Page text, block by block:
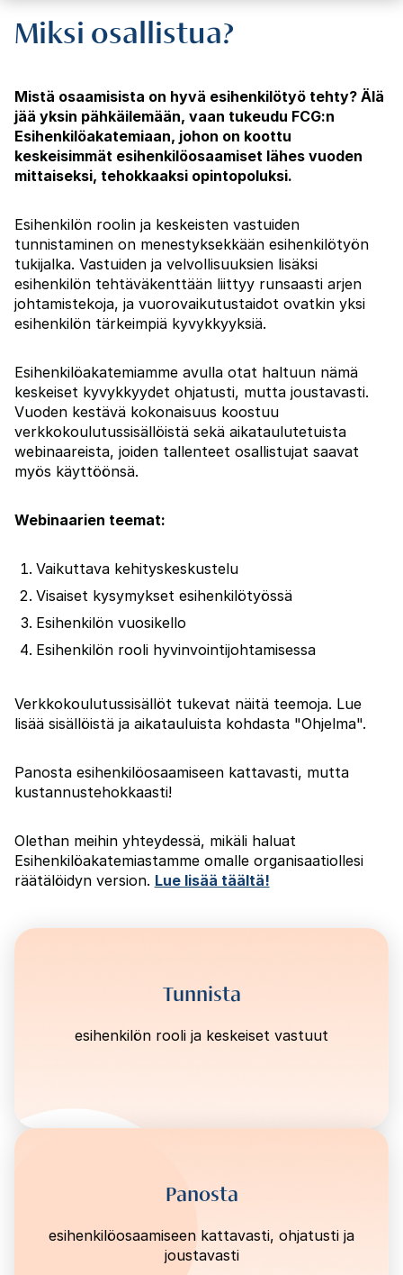
Miksi osallistua?
Mistä osaamisista on hyvä esihenkilötyö tehty? Älä
jää yksin pähkäilemään, vaan tukeudu FCG:n
Esihenkilöakatemiaan, johon on koottu
keskeisimmät esihenkilöosaamiset lähes vuoden
mittaiseksi, tehokkaaksi opintopoluksi.
Esihenkilön roolin ja keskeisten vastuiden
tunnistaminen on menestyksekkään esihenkilötyön
tukijalka. Vastuiden ja velvollisuuksien lisäksi
esihenkilön tehtäväkenttään liittyy runsaasti arjen
johtamistekoja, ja vuorovaikutustaidot ovatkin yksi
esihenkilön tärkeimpiä kyvykkyyksiä.
Esihenkilöakatemiamme avulla otat haltuun nämä
keskeiset kyvykkyydet ohjatusti, mutta joustavasti.
Vuoden kestävä kokonaisuus koostuu
verkkokoulutussisällöistä sekä aikataulutetuista
webinaareista, joiden tallenteet osallistujat saavat
myös käyttöönsä.
Webinaarien teemat:
Vaikuttava kehityskeskustelu
Visaiset kysymykset esihenkilötyössä
Esihenkilön vuosikello
Esihenkilön rooli hyvinvointijohtamisessa
Verkkokoulutussisällöt tukevat näitä teemoja. Lue
lisää sisällöistä ja aikatauluista kohdasta "Ohjelma".
Panosta esihenkilöosaamiseen kattavasti, mutta
kustannustehokkaasti!
Olethan meihin yhteydessä, mikäli haluat
Esihenkilöakatemiastamme omalle organisaatiollesi
räätälöidyn version. Lue lisää täältä!
Tunnista
esihenkilön rooli ja keskeiset vastuut
Panosta
esihenkilöosaamiseen kattavasti, ohjatusti ja
joustavasti